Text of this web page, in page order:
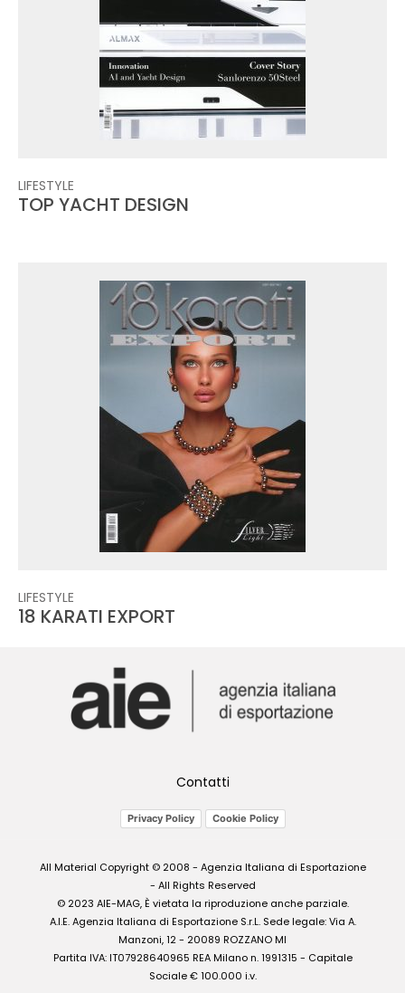
LIFESTYLE
TOP YACHT DESIGN
LIFESTYLE
18 KARATI EXPORT
Contatti
Privacy Policy Cookie Policy
All Material Copyright © 2008 - Agenzia Italiana di Esportazione
- All Rights Reserved
© 2023 AIE-MAG, È vietata la riproduzione anche parziale.
A.I.E. Agenzia Italiana di Esportazione S.r.L. Sede legale: Via A.
Manzoni, 12 - 20089 ROZZANO MI
Partita IVA: IT07928640965 REA Milano n. 1991315 - Capitale
Sociale € 100.000 i.v.